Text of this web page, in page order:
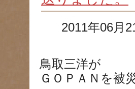
2011年06月
鳥取三洋が
ＧＯＰＡＮを被